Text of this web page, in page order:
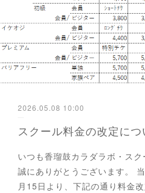
2026.05.08 10:00
スクール料金の改定につ
いつも香瑠鼓カラダラボ・スク
誠にありがとうございます。
月15日より、下記の通り料金